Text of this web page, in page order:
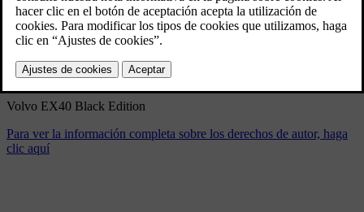
Marcador
Compartir
Descargar
Volvo EX40 Black Edition
Para ver la información completa sobre los derechos de autor, haga
clic aquí